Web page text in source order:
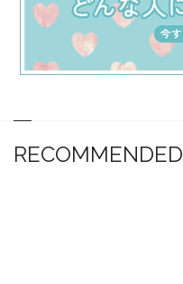
RECOMMENDED